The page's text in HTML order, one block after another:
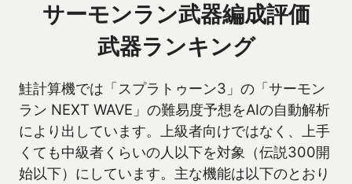
サーモンラン武器編成評価
武器ランキング
鮭計算機では「スプラトゥーン3」の「サーモン
ラン NEXT WAVE」の難易度予想をAIの自動解析
により出しています。上級者向けではなく、上手
くても中級者くらいの人以下を対象（伝説300開
始以下）にしています。主な機能は以下のとおり